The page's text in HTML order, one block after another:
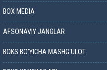
BOX MEDIA
AFSONAVIY JANGLAR
BOKS BO'YICHA MASHG'ULOT